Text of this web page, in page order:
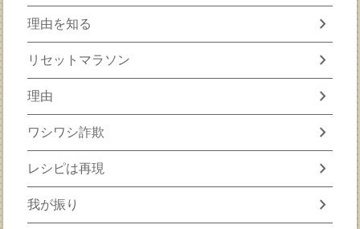
理由を知る chevron_right
リセットマラソン chevron_right
理由 chevron_right
ワシワシ詐欺 chevron_right
レシピは再現 chevron_right
我が振り chevron_right